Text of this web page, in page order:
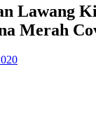
Lawang
Merah